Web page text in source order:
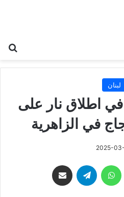
لبنان
اطلاق نار على
في الزاهرية
2025-
ماسنجر واتساب تيلقرام